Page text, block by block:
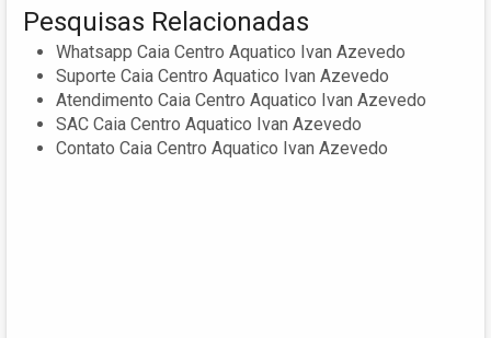
Pesquisas Relacionadas
Whatsapp Caia Centro Aquatico Ivan Azevedo
Suporte Caia Centro Aquatico Ivan Azevedo
Atendimento Caia Centro Aquatico Ivan Azevedo
SAC Caia Centro Aquatico Ivan Azevedo
Contato Caia Centro Aquatico Ivan Azevedo